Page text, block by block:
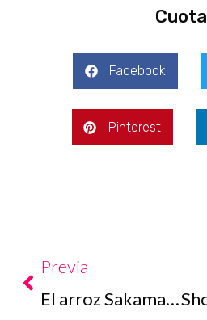
Cuota
Facebook
Pinterest
Previa
El arroz Sakamai, como un diamante en bruto